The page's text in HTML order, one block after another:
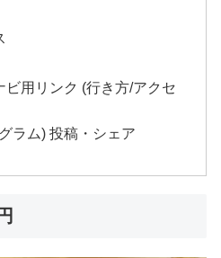
ビ用リンク (行き方/アクセ
ラム) 投稿・シェア